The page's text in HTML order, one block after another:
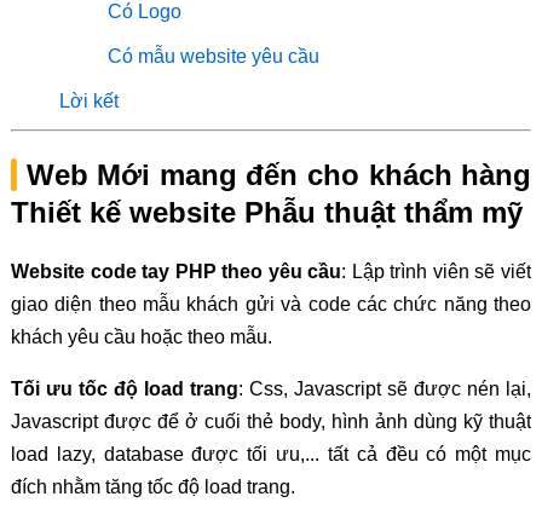
Có Logo
Có mẫu website yêu cầu
Lời kết
Web Mới mang đến cho khách hàng
Thiết kế website Phẫu thuật thẩm mỹ
Website code tay PHP theo yêu cầu: Lập trình viên sẽ viết
giao diện theo mẫu khách gửi và code các chức năng theo
khách yêu cầu hoặc theo mẫu.
Tối ưu tốc độ load trang: Css, Javascript sẽ được nén lại,
Javascript được để ở cuối thẻ body, hình ảnh dùng kỹ thuật
load lazy, database được tối ưu,... tất cả đều có một mục
đích nhằm tăng tốc độ load trang.